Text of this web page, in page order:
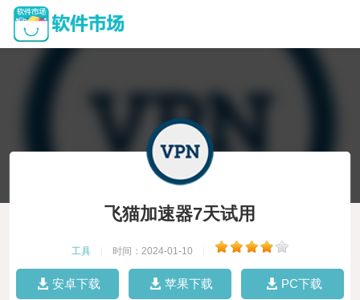
飞猫加速器7天试用
工具 时间：2024-01-10
安卓下载 苹果下载 PC下载